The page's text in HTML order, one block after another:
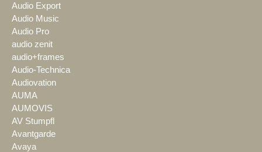
Audio Export
Audio Music
Audio Pro
audio zenit
audio+frames
Audio-Technica
Audiovation
AUMA
AUMOVIS
AV Stumpfl
Avantgarde
Avaya